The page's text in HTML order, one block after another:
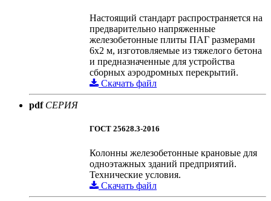
Настоящий стандарт распространяется на
предварительно напряженные
железобетонные плиты ПАГ размерами
6х2 м, изготовляемые из тяжелого бетона
и предназначенные для устройства
сборных аэродромных перекрытий.
Скачать файл
pdf СЕРИЯ
ГОСТ 25628.3-2016
Колонны железобетонные крановые для
одноэтажных зданий предприятий.
Технические условия.
Скачать файл